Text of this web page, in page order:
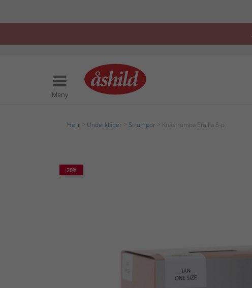
Meny
Herr Underkläder Strumpor > Knästrumpa Emilia 5-p
-20%